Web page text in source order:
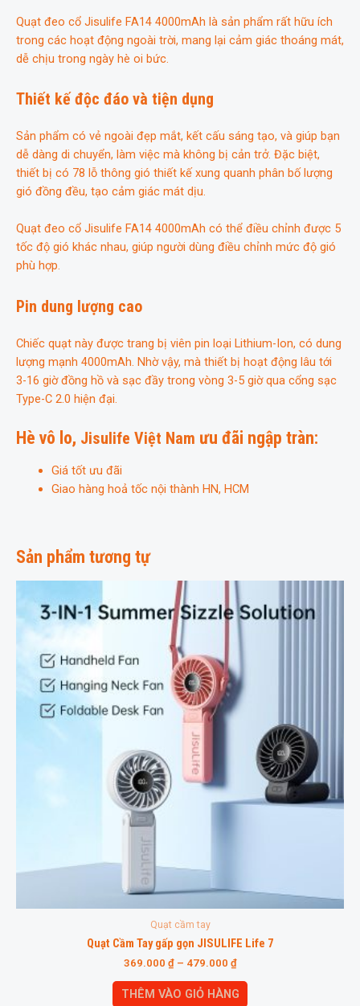
Quạt đeo cổ Jisulife FA14 4000mAh là sản phẩm rất hữu ích
trong các hoạt động ngoài trời, mang lại cảm giác thoáng mát,
dễ chịu trong ngày hè oi bức.
Thiết kế độc đáo và tiện dụng
Sản phẩm có vẻ ngoài đẹp mắt, kết cấu sáng tạo, và giúp bạn
dễ dàng di chuyển, làm việc mà không bị cản trở. Đặc biệt,
thiết bị có 78 lỗ thông gió thiết kế xung quanh phân bố lượng
gió đồng đều, tạo cảm giác mát dịu.
Quạt đeo cổ Jisulife FA14 4000mAh có thể điều chỉnh được 5
tốc độ gió khác nhau, giúp người dùng điều chỉnh mức độ gió
phù hợp.
Pin dung lượng cao
Chiếc quạt này được trang bị viên pin loại Lithium-Ion, có dung
lượng mạnh 4000mAh. Nhờ vậy, mà thiết bị hoạt động lâu tới
3-16 giờ đồng hồ và sạc đầy trong vòng 3-5 giờ qua cổng sạc
Type-C 2.0 hiện đại.
Hè vô lo, Jisulife Việt Nam ưu đãi ngập tràn:
Giá tốt ưu đãi
Giao hàng hoả tốc nội thành HN, HCM
Sản phẩm tương tự
Quạt cầm tay
Quạt Cầm Tay gấp gọn JISULIFE Life 7
369.000 ₫– 479.000 ₫
THÊM VÀO GIỎ HÀNG